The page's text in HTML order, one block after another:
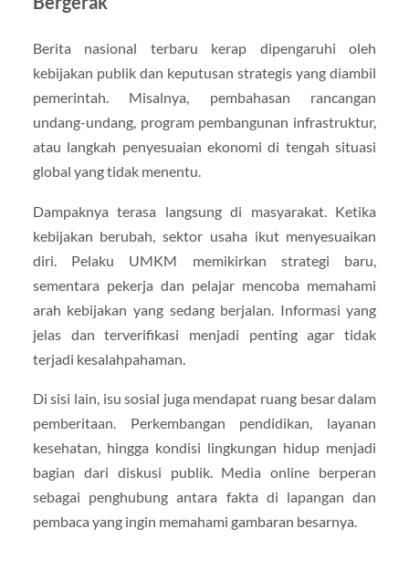
Berita nasional terbaru kerap dipengaruhi oleh
kebijakan publik dan keputusan strategis yang diambil
pemerintah. Misalnya, pembahasan rancangan
undang-undang, program pembangunan infrastruktur,
atau langkah penyesuaian ekonomi di tengah situasi
global yang tidak menentu.
Dampaknya terasa langsung di masyarakat. Ketika
kebijakan berubah, sektor usaha ikut menyesuaikan
diri. Pelaku UMKM memikirkan strategi baru,
sementara pekerja dan pelajar mencoba memahami
arah kebijakan yang sedang berjalan. Informasi yang
jelas dan terverifikasi menjadi penting agar tidak
terjadi kesalahpahaman.
Di sisi lain, isu sosial juga mendapat ruang besar dalam
pemberitaan. Perkembangan pendidikan, layanan
kesehatan, hingga kondisi lingkungan hidup menjadi
bagian dari diskusi publik. Media online berperan
sebagai penghubung antara fakta di lapangan dan
pembaca yang ingin memahami gambaran besarnya.